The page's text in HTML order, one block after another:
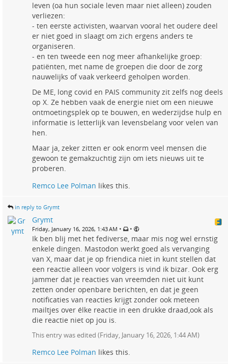
leven (oa hun sociale leven maar niet alleen) zouden
verliezen:
- ten eerste activisten, waarvan vooral het oudere deel
er niet goed in slaagt om zich ergens anders te
organiseren.
- en ten tweede een nog meer afhankelijke groep:
patiënten, met name de groepen die door de zorg
nauwelijks of vaak verkeerd geholpen worden.
De ME, long covid en PAIS community zit zelfs nog deels
op X. Ze hebben vaak de energie niet om een nieuwe
ontmoetingsplek op te bouwen, en wederzijdse hulp en
informatie is letterlijk van levensbelang voor velen van
hen.
Maar ja, zeker zitten er ook enorm veel mensen die
gewoon te gemakzuchtig zijn om iets nieuws uit te
proberen.
Remco Lee Polman likes this.
in reply to Grymt
Grymt
Friday, January 16, 2026, 1:43 AM • •
Ik ben blij met het fediverse, maar mis nog wel ernstig
enkele dingen. Mastodon werkt goed als vervanging
van X, maar dat je op friendica niet in kunt stellen dat
een reactie alleen voor volgers is vind ik bizar. Ook erg
jammer dat je reacties van vreemden niet uit kunt
zetten onder openbare berichten, en dat je geen
notificaties van reacties krijgt zonder ook meteen
mailtjes over élke reactie in een drukke draad,ook als
die reactie niet op jou is.
This entry was edited (Friday, January 16, 2026, 1:44 AM)
Remco Lee Polman likes this.